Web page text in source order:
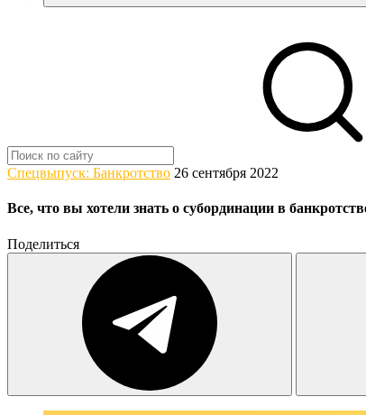
Спецвыпуск: Банкротство 26 сентября 2022
Все, что вы хотели знать о субординации в
Поделиться